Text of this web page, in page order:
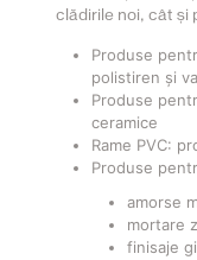
clădirile noi, cât și
Produse
polistiren și
Produse
ceramice
Rame PVC:
Produse
amorse
mortare
finisaje